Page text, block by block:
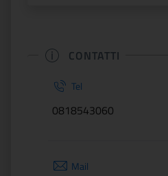
CONTATTI
Tel
0818543060
Mail